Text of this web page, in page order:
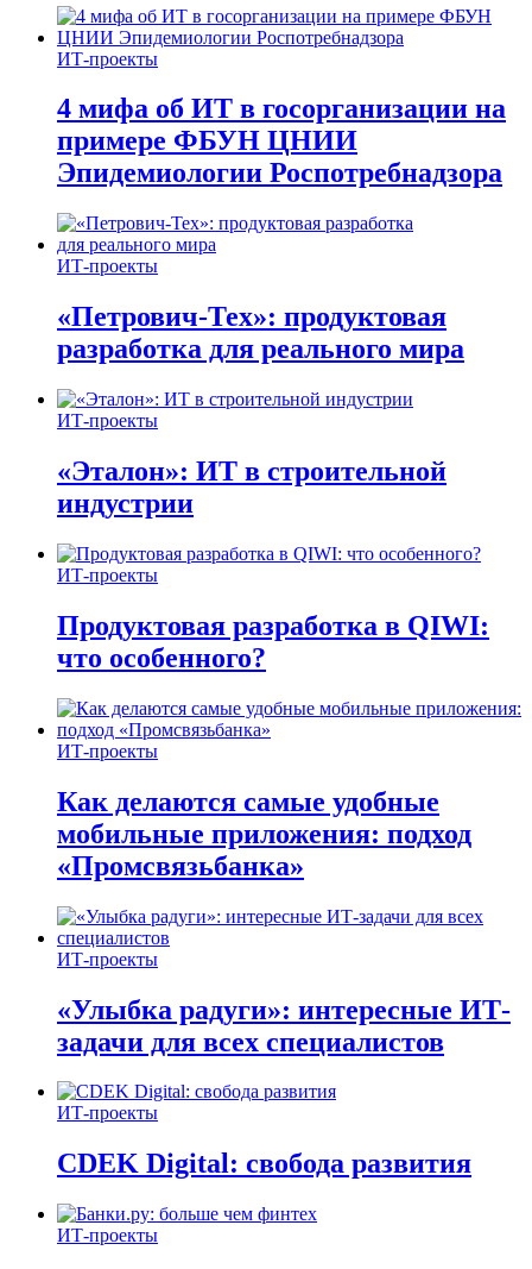
ИТ-проекты
4 мифа об ИТ в госорганизации на
примере ФБУН ЦНИИ
Эпидемиологии Роспотребнадзора
ИТ-проекты
«Петрович-Тех»: продуктовая
разработка для реального мира
ИТ-проекты
«Эталон»: ИТ в строительной
индустрии
ИТ-проекты
Продуктовая разработка в QIWI:
что особенного?
ИТ-проекты
Как делаются самые удобные
мобильные приложения: подход
«Промсвязьбанка»
ИТ-проекты
«Улыбка радуги»: интересные ИТ-
задачи для всех специалистов
ИТ-проекты
CDEK Digital: свобода развития
ИТ-проекты